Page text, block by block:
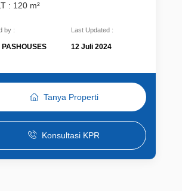
: 120 m²
by :
PASHOUSES
Last Updated :
12 Juli 2024
Tanya Properti
Konsultasi KPR